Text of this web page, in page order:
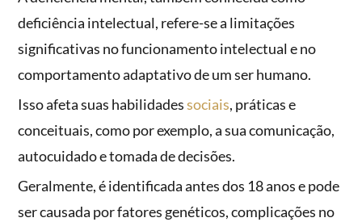
deficiência intelectual, refere-se a limitações
significativas no funcionamento intelectual e no
comportamento adaptativo de um ser humano.
Isso afeta suas habilidadessociais, práticas e
conceituais, como por exemplo, a sua comunicação,
autocuidado e tomada de decisões.
Geralmente, é identificada antes dos 18 anos e pode
ser causada por fatores genéticos, complicações no